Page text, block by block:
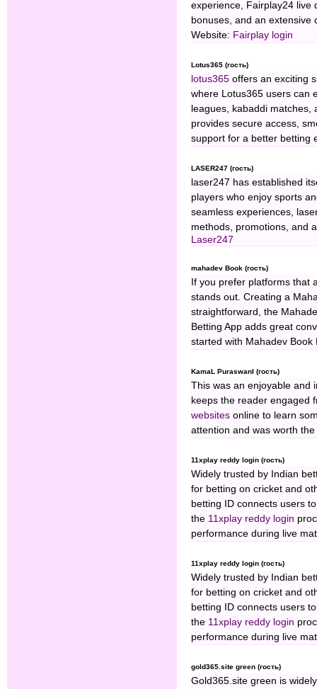
experience, Fairplay24 live
bonuses, and an extensive
Website: Fairplay login
Lotus365 (гость)
lotus365 offers an exciting
where Lotus365 users can
leagues, kabaddi matches,
provides secure access,
support for a better betting
LASER247 (гость)
laser247 has established
players who enjoy sports
seamless experiences,
methods, promotions, and
Laser247
mahadev Book (гость)
If you prefer platforms that
stands out. Creating a
straightforward, the
Betting App adds great
started with Mahadev
KamaL PuraswanI (гость)
This was an enjoyable and
keeps the reader engaged
websites online to learn
attention and was worth
11xplay reddy login (гость)
Widely trusted by Indian
for betting on cricket and
betting ID connects users
the 11xplay reddy login
performance during live
11xplay reddy login (гость)
Widely trusted by Indian
for betting on cricket and
betting ID connects users
the 11xplay reddy login
performance during live
gold365.site green (гость)
Gold365.site green is